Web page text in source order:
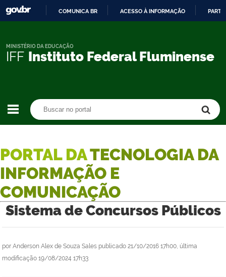
CONTEÚDO
COMUNICA BR ACESSO À INFORMAÇÃO
IFF Instituto Federal Fluminense
MINISTÉRIO DA EDUCAÇÃO
PORTAL DATECNOLOGIA DA
INFORMAÇÃO E
COMUNICAÇÃO
Sistema de Concursos Públicos
por Anderson Alex de Souza Sales publicado 21/10/2016 17h00, última
modificação 19/08/2024 17h33